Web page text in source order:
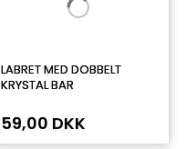
LABRET MED DOBBELT
KRYSTAL BAR
59,00 DKK